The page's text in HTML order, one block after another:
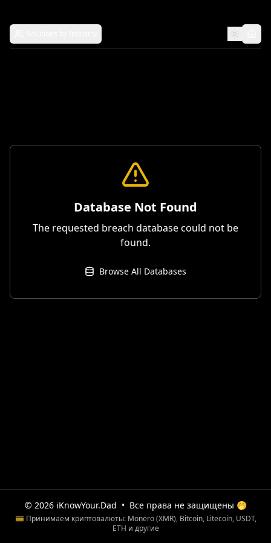
Database Not Found
The requested breach database could not be
found.
Browse All Databases
© 2026 iKnowYour.Dad • Все права не защищены 🤭
💳 Принимаем криптовалюты: Monero (XMR), Bitcoin, Litecoin, USDT,
ETH и другие